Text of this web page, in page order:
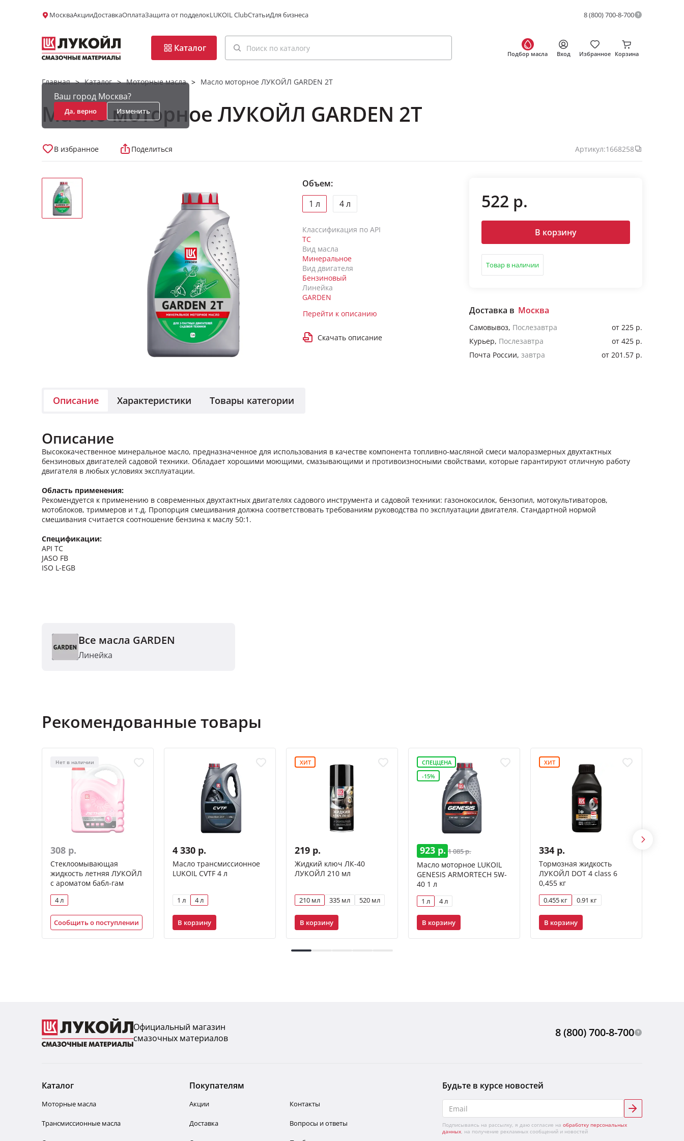
МоскваАкцииДоставкаОплатаЗащита от подделокLUKOIL ClubСтатьиДля бизнеса 8 (800) 700-8-700
Каталог
Подбор масла Вход Избранное Корзина
Ваш город Москва?
Да, верно Изменить
Главная > Каталог > Моторные масла > Масло моторное ЛУКОЙЛ GARDEN 2Т
Масло моторное ЛУКОЙЛ GARDEN 2Т
В избранное Поделиться Артикул:1668258
Объем:
1 л
4 л
Классификация по API
TC
Вид масла
Минеральное
Вид двигателя
Бензиновый
Линейка
GARDEN
Перейти к описанию
Скачать описание
522 р.
В корзину
Товар в наличии
Доставка в Москва
Самовывоз, Послезавтра
от 225 р.
Курьер, Послезавтра
от 425 р.
Почта России, завтра от 201.57 р.
Описание Характеристики Товары категории
Описание
Высококачественное минеральное масло, предназначенное для использования в качестве компонента топливно-масляной смеси малоразмерных двухтактных
бензиновых двигателей садовой техники. Обладает хорошими моющими, смазывающими и противоизносными свойствами, которые гарантируют отличную работу
двигателя в любых условиях эксплуатации.
Область применения:
Рекомендуется к применению в современных двухтактных двигателях садового инструмента и садовой техники: газонокосилок, бензопил, мотокультиваторов,
мотоблоков, триммеров и т.д. Пропорция смешивания должна соответствовать требованиям руководства по эксплуатации двигателя. Стандартной нормой
смешивания считается соотношение бензина к маслу 50:1.
Спецификации:
API ТС
JASO FB
ISO L-EGB
Все масла GARDEN
Линейка
Рекомендованные товары
Нет в наличии
308 р.
Стеклоомывающая
жидкость летняя ЛУКОЙЛ
с ароматом бабл-гам
4 л
Сообщить о поступлении
4 330 р.
Масло трансмиссионное
LUKOIL CVTF 4 л
1 л 4 л
В корзину
ХИТ
219 р.
Жидкий ключ ЛК-40
ЛУКОЙЛ 210 мл
210 мл 335 мл 520 мл
В корзину
СПЕЦЦЕНА
-15%
923 р. 1 085 р.
Масло моторное LUKOIL
GENESIS ARMORTECH 5W-
40 1 л
1 л 4 л
В корзину
ХИТ
334 р.
Тормозная жидкость
ЛУКОЙЛ DOT 4 class 6
0,455 кг
0.455 кг 0.91 кг
В корзину
Официальный магазин
смазочных материалов
8 (800) 700-8-700
Каталог
Моторные масла
Трансмиссионные масла
Покупателям
Акции
Доставка
Контакты
Вопросы и ответы
Будьте в курсе новостей
Подписываясь на рассылку, я даю согласие на обработку персональных
данных, на получение рекламных сообщений и новостей